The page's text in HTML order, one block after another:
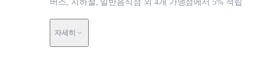
버스, 지하철, 일반음식점 외 4개 가맹점에서 5% 적립
자세히